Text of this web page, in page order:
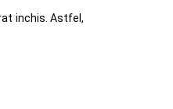
inchis. Astfel,